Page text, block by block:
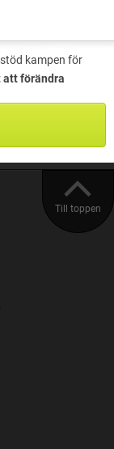
kampen för
att förändra
Till toppen